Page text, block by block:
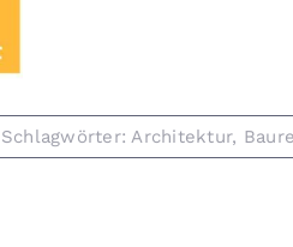
Schlagwörter:Architektur,